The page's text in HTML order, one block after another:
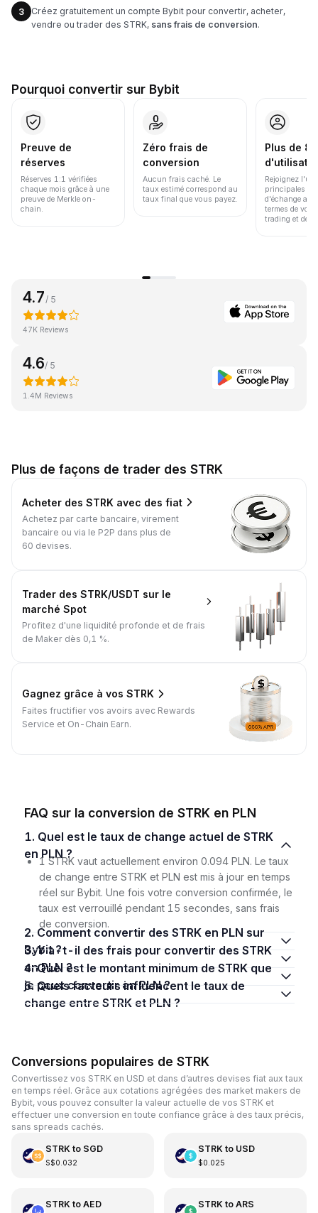
3
Créez gratuitement un compte Bybit pour convertir, acheter,
vendre ou trader des STRK, sans frais de conversion.
Pourquoi convertir sur Bybit
Preuve de
réserves
Réserves 1:1 vérifiées
chaque mois grâce à une
preuve de Merkle on-
chain.
Zéro frais de
conversion
Aucun frais caché. Le
taux estimé correspond au
taux final que vous payez.
Plus de
Rejoignez
principales
d'échange au
termes de
trading et de
4.7 / 5
47K Reviews
4.6/ 5
1.4M Reviews
Plus de façons de trader des STRK
Acheter des STRK avec des fiat
Achetez par carte bancaire, virement
bancaire ou via le P2P dans plus de
60 devises.
Trader des STRK/USDT sur le
marché Spot
Profitez d'une liquidité profonde et de frais
de Maker dès 0,1 %.
Gagnez grâce à vos STRK
Faites fructifier vos avoirs avec Rewards
Service et On-Chain Earn.
FAQ sur la conversion de STRK en PLN
1. Quel est le taux de change actuel de STRK
en PLN ?
1 STRK vaut actuellement environ 0.094 PLN. Le taux
de change entre STRK et PLN est mis à jour en temps
réel sur Bybit. Une fois votre conversion confirmée, le
taux est verrouillé pendant 15 secondes, sans frais
de conversion.
2. Comment convertir des STRK en PLN sur
Bybit ?
3. Y a-t-il des frais pour convertir des STRK
en PLN ?
4. Quel est le montant minimum de STRK que
je peux convertir en PLN ?
5. Quels facteurs influencent le taux de
change entre STRK et PLN ?
Conversions populaires de STRK
Convertissez vos STRK en USD et dans d’autres devises fiat aux taux
en temps réel. Grâce aux cotations agrégées des market makers de
Bybit, vous pouvez consulter la valeur actuelle de vos STRK et
effectuer une conversion en toute confiance grâce à des taux précis,
sans spreads cachés.
STRKto SGD
S$0.032
STRKto USD
$0.025
STRKto AED STRKto ARS